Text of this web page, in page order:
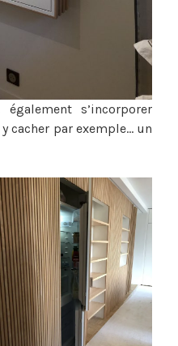
s’incorporer
cacher par exemple… un